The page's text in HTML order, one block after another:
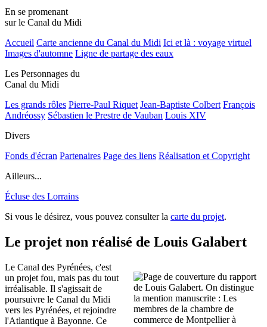
En se promenant
sur le Canal du Midi
Accueil Carte ancienne du Canal du Midi Ici et là : voyage virtuel
Images d'automne Ligne de partage des eaux
Les Personnages du
Canal du Midi
Les grands rôles Pierre-Paul Riquet Jean-Baptiste Colbert François
Andréossy Sébastien le Prestre de Vauban Louis XIV
Divers
Fonds d'écran Partenaires Page des liens Réalisation et Copyright
Ailleurs...
Écluse des Lorrains
Si vous le désirez, vous pouvez consulter la carte du projet.
Le projet non réalisé de Louis Galabert
Le Canal des Pyrénées, c'est
un projet fou, mais pas du tout
irréalisable. Il s'agissait de
poursuivre le Canal du Midi
vers les Pyrénées, et rejoindre
l'Atlantique à Bayonne. Ce